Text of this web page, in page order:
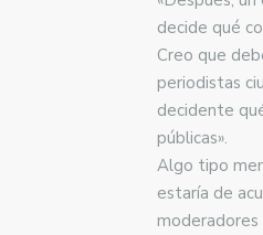
decide qué
Creo que
periodistas
decidente
públicas».
Algo tipo
estaría de